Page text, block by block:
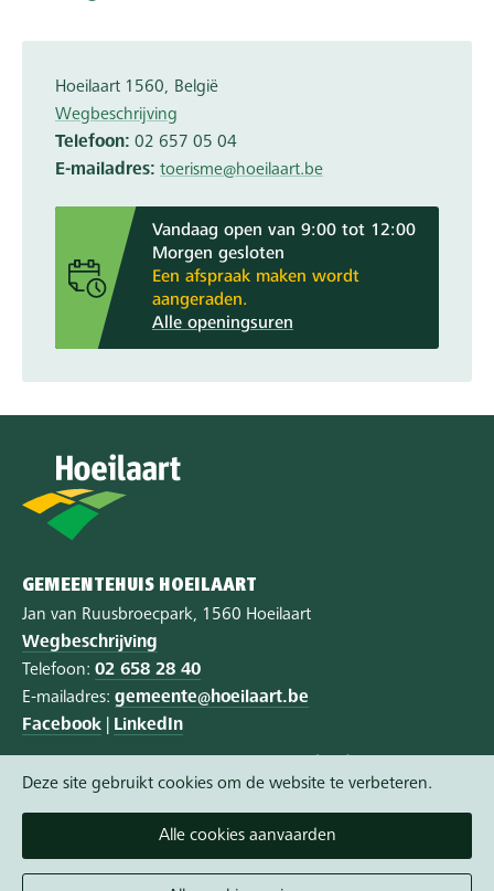
Hoeilaart 1560
België
Wegbeschrijving
Telefoon 02 657 05 04
E-mailadres toerisme@hoeilaart.be
Vandaag open van 9:00 tot 12:00
Morgen gesloten
Een afspraak maken wordt
aangeraden.
Alle openingsuren
GEMEENTEHUIS HOEILAART
Jan van Ruusbroecpark, 1560 Hoeilaart
Wegbeschrijving
Telefoon: 02 658 28 40
E-mailadres: gemeente@hoeilaart.be
Facebook
LinkedIn
Vandaag open van 8:15 tot 12:00
Morgen gesloten
Deze site gebruikt cookies om de website te verbeteren.
Alle cookies aanvaarden